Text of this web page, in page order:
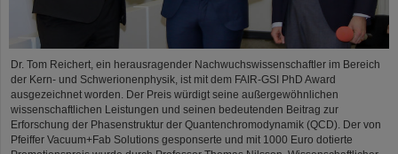
Dr. Tom Reichert, ein herausragender Nachwuchswissenschaftler im Bereich
der Kern- und Schwerionenphysik, ist mit dem FAIR-GSI PhD Award
ausgezeichnet worden. Der Preis würdigt seine außergewöhnlichen
wissenschaftlichen Leistungen und seinen bedeutenden Beitrag zur
Erforschung der Phasenstruktur der Quantenchromodynamik (QCD). Der von
Pfeiffer Vacuum+Fab Solutions gesponserte und mit 1000 Euro dotierte